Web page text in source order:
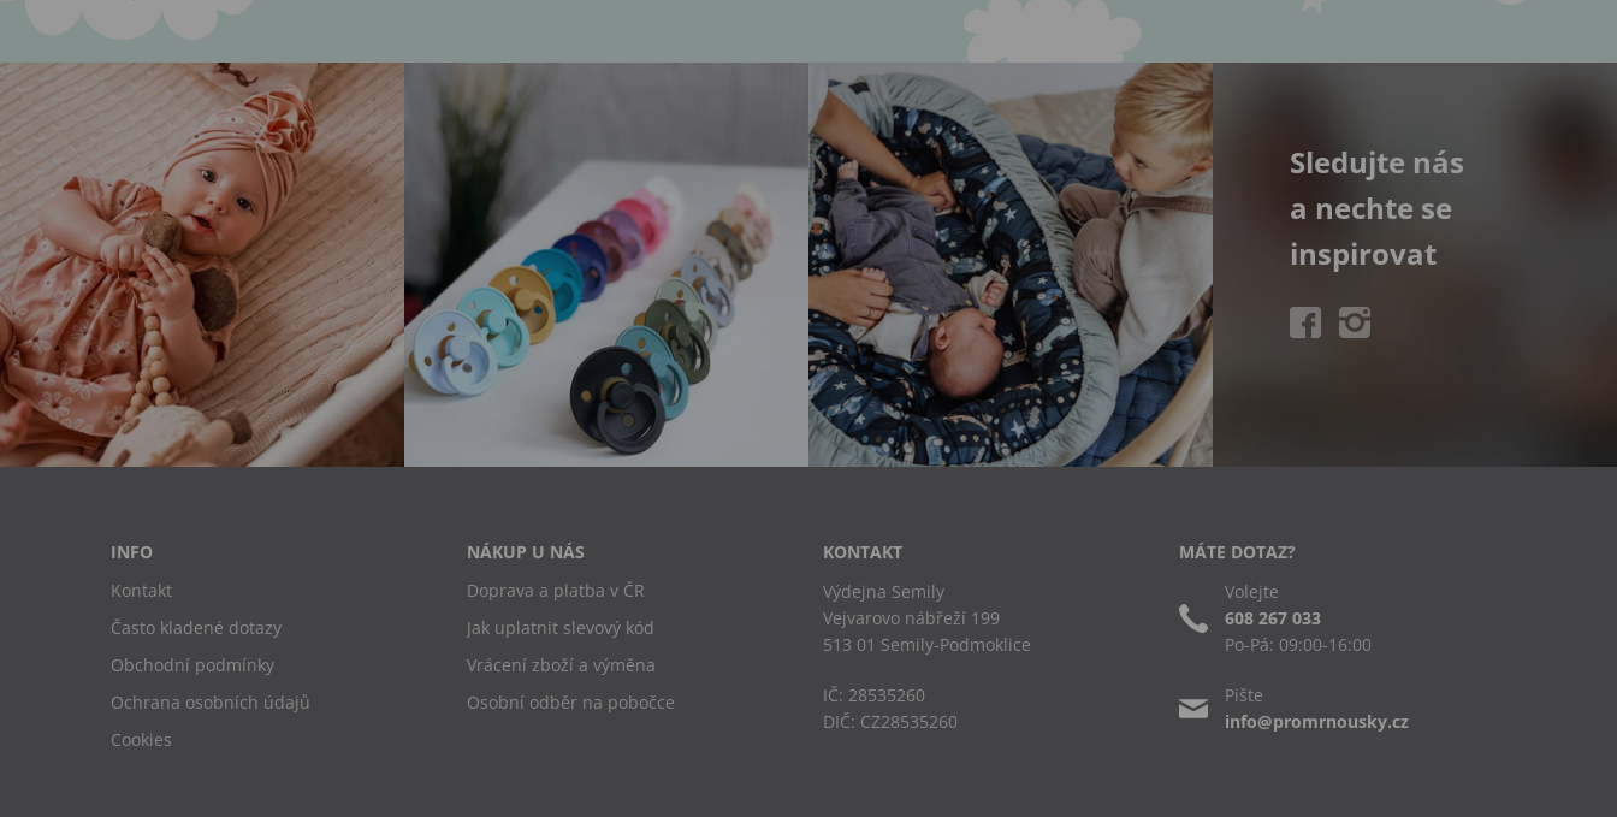
Sledujte nás
a nechte se
inspirovat
INFO
Kontakt
Často kladené dotazy
Obchodní podmínky
Ochrana osobních údajů
Cookies
NÁKUP U NÁS
Doprava a platba v ČR
Jak uplatnit slevový kód
Vrácení zboží a výměna
Osobní odběr na pobočce
KONTAKT
Výdejna Semily
Vejvarovo nábřeží 199
513 01 Semily-Podmoklice
IČ: 28535260
DIČ: CZ28535260
MÁTE DOTAZ?
Volejte
608 267 033
Po-Pá: 09:00-16:00
Pište
info@promrnousky.cz